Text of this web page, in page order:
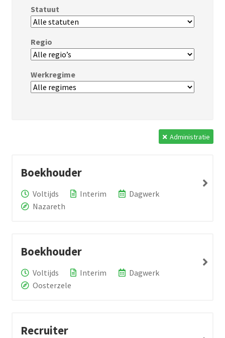
Statuut
Regio
Werkregime
Administratie
Boekhouder
Voltijds Interim
Dagwerk
Nazareth
Boekhouder
Voltijds Interim
Dagwerk
Oosterzele
Recruiter